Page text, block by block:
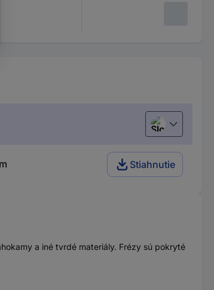
Slovenčina
Stiahnutie
a iné tvrdé materiály. Frézy sú pokryté